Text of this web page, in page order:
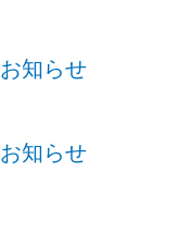
知らせ
知らせ